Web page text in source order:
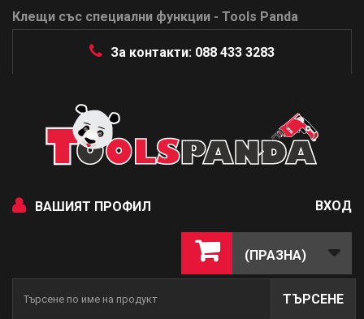
Клещи със специални функции - Tools Panda
За контакти: 088 433 3283
ВАШИЯТ ПРОФИЛ ВХОД
(ПРАЗНА)
ТЪРСЕНЕ